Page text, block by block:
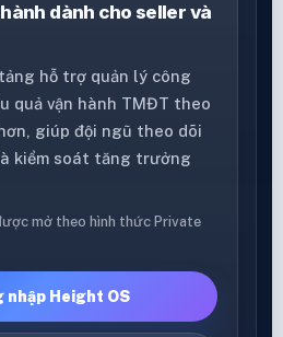
dành cho seller và
hỗ trợ quản lý công
quả vận hành TMĐT theo
giúp đội ngũ theo dõi
kiểm soát tăng trưởng
mở theo hình thức Private
nhập Height OS